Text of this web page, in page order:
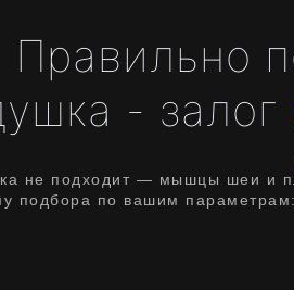
не подходит — мышцы шеи и
подбора по вашим
Правильно
- залог